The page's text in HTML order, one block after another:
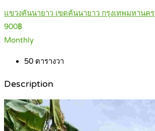
แขวงคันนายาว เขตคันนายาว กรุงเทพมหานคร
900฿
Monthly
50 ตารางวา
Description